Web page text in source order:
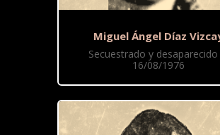
Miguel Ángel Díaz
Secuestrado y desaparecido
16/08/1976